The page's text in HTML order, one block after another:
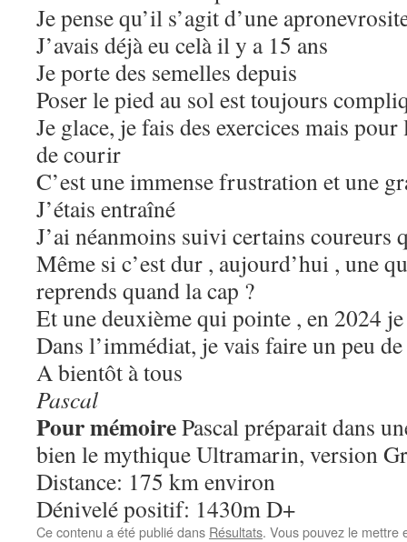
Je pense qu’il s’agit d’une
J’avais déjà eu celà il y a 15 ans
Je porte des semelles depuis
Poser le pied au sol est toujours
Je glace, je fais des exercices mais
de courir
C’est une immense frustration et une
J’étais entraîné
J’ai néanmoins suivi certains coureurs
Même si c’est dur , aujourd’hui , une
reprends quand la cap ?
Et une deuxième qui pointe , en 2024
Dans l’immédiat, je vais faire un peu
A bientôt à tous
Pascal
Pour mémoirePascal préparait dans
bien le mythique Ultramarin, version
Distance: 175 km environ
Dénivelé positif: 1430m D+
Ce contenu a été publié dans Résultats. Vous pouvez le mettre